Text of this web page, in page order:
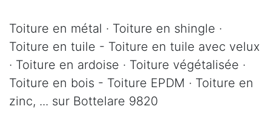
Toiture en métal · Toiture en shingle ·
Toiture en tuile - Toiture en tuile avec velux
· Toiture en ardoise · Toiture végétalisée ·
Toiture en bois - Toiture EPDM · Toiture en
zinc, ... sur Bottelare 9820